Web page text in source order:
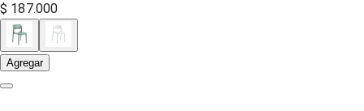
$ 187.000
Agregar